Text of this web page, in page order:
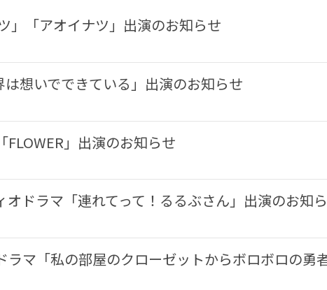
」「アオイナツ」出演のお知らせ
は想いでできている」出演のお知らせ
FLOWER」出演のお知らせ
オドラマ「連れてって！るるぶさん」出演のお知
ラマ「私の部屋のクローゼットからボロボロの